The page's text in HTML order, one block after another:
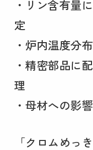
・リン含有量
定
・炉内温度分
・精密部品に
理
・母材への影
「クロムめっ